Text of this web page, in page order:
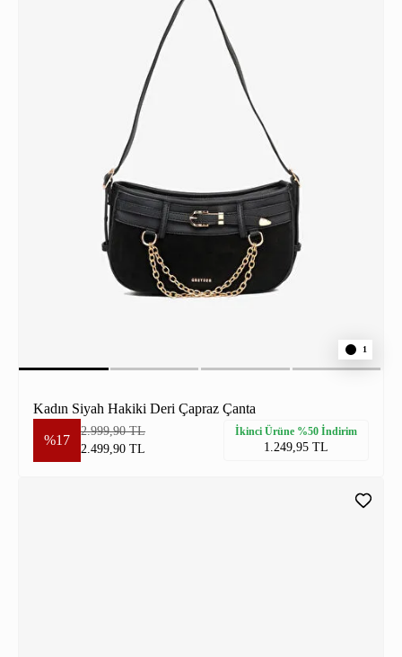
1
Kadın Siyah Hakiki Deri Çapraz Çanta
%17
2.999,90 TL
2.499,90 TL
İkinci Ürüne %50 İndirim
1.249,95 TL